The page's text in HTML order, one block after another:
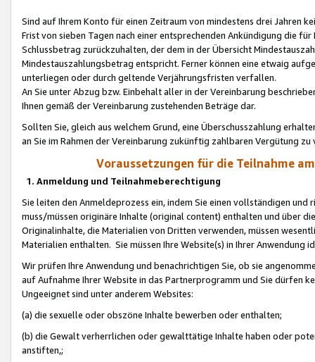
Sind auf Ihrem Konto für einen Zeitraum von mindestens drei Jahren
Frist von sieben Tagen nach einer entsprechenden Ankündigung die
Schlussbetrag zurückzuhalten, der dem in der Übersicht
Mindestauszahlungsbetrag entspricht. Ferner können eine etwaig
unterliegen oder durch geltende Verjährungsfristen verfallen.
An Sie unter Abzug bzw. Einbehalt aller in der Vereinbarung
Ihnen gemäß der Vereinbarung zustehenden Beträge dar.
Sollten Sie, gleich aus welchem Grund, eine Überschusszahlung
an Sie im Rahmen der Vereinbarung zukünftig zahlbaren Vergütung zu
Voraussetzungen für die Teilnahme
1. Anmeldung und Teilnahmeberechtigung
Sie leiten den Anmeldeprozess ein, indem Sie einen vollständigen
muss/müssen originäre Inhalte (original content) enthalten und über
Originalinhalte, die Materialien von Dritten verwenden, müssen
Materialien enthalten. Sie müssen Ihre Website(s) in Ihrer Anwendung
Wir prüfen Ihre Anwendung und benachrichtigen Sie, ob sie
auf Aufnahme Ihrer Website in das Partnerprogramm und Sie dürfen
Ungeeignet sind unter anderem Websites:
(a) die sexuelle oder obszöne Inhalte bewerben oder enthalten;
(b) die Gewalt verherrlichen oder gewalttätige Inhalte haben oder
anstiften,;